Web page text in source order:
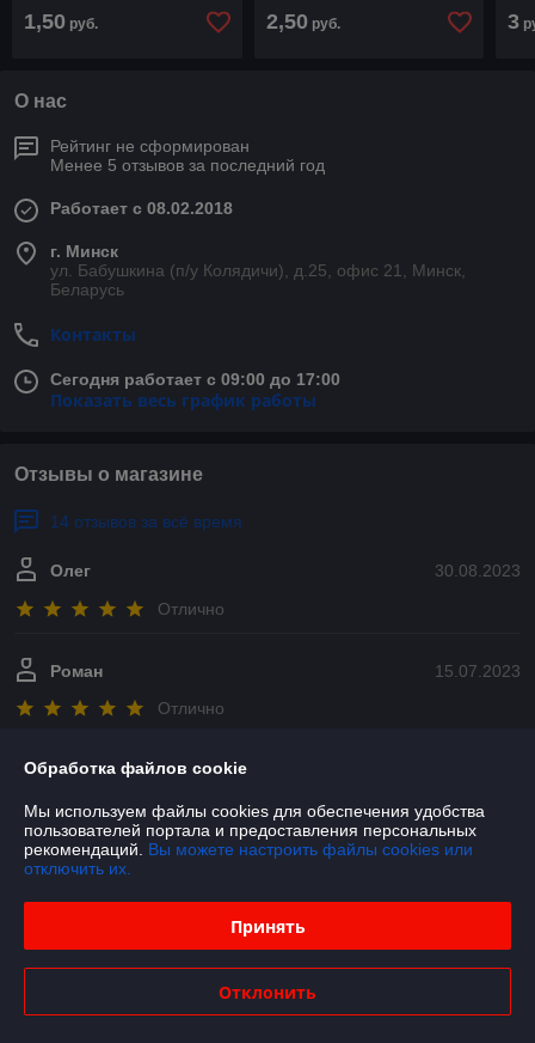
1,50 руб. 2,50руб. 3
О нас
Рейтинг не сформирован
Менее 5 отзывов за последний год
Работает с 08.02.2018
г. Минск
ул. Бабушкина (п/у Колядичи), д.25, офис 21, Минск,
Беларусь
Контакты
Сегодня работает с 09:00 до 17:00
Показать весь график работы
Отзывы о магазине
14 отзывов за всё время
30.08.2023
Олег
Отлично
15.07.2023
Роман
Отлично
О нас
Доставка и оплата
Обработка файлов cookie
Мы используем файлы cookies для обеспечения удобства
пользователей портала и предоставления персональных
рекомендаций. Вы можете настроить файлы cookies или
отключить их.
Принять
Отклонить